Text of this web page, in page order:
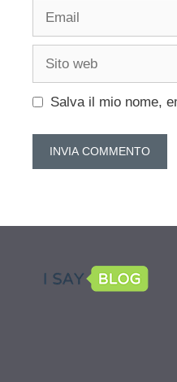
Email
Sito
Salva il mio nome,